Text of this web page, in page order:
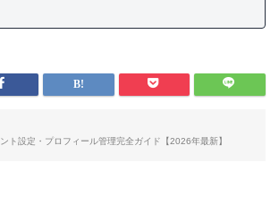
ト設定・プロフィール管理完全ガイド【2026年最新】